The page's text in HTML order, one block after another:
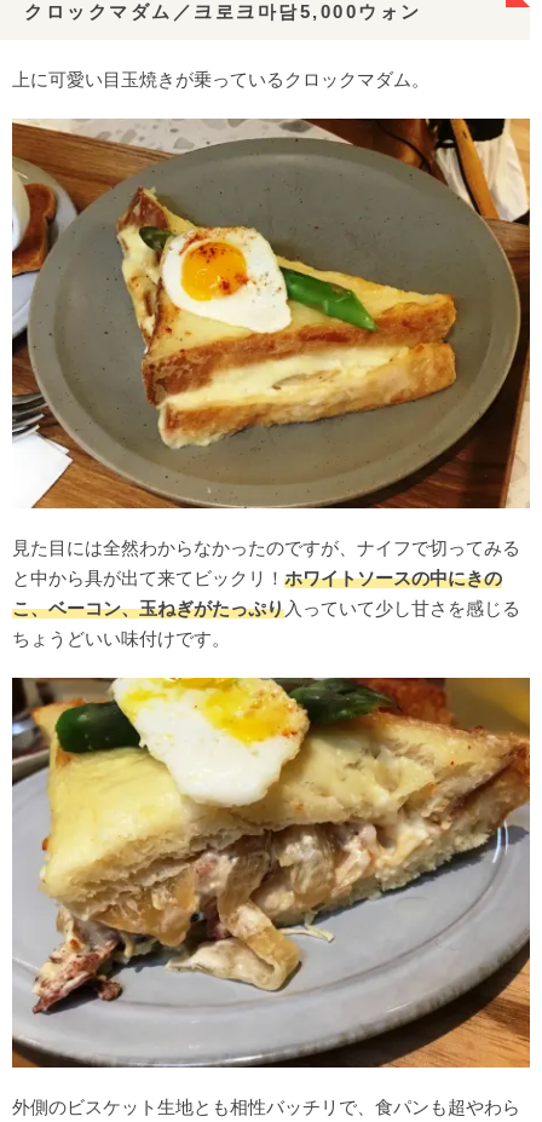
クロックマダム／크로크마담5,000ウォン
上に可愛い目玉焼きが乗っているクロックマダム。
見た目には全然わからなかったのですが、ナイフで切ってみる
と中から具が出て来てビックリ！ ホワイトソースの中にきの
こ、ベーコン、玉ねぎがたっぷり入っていて少し甘さを感じる
ちょうどいい味付けです。
外側のビスケット生地とも相性バッチリで、食パンも超やわら